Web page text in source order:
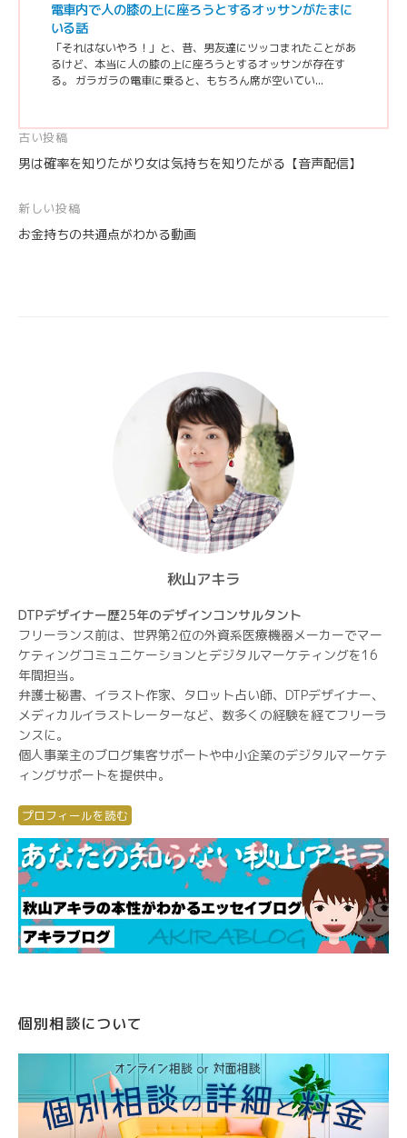
電車内で人の膝の上に座ろうとするオッサンがたまに
いる話
「それはないやろ！」と、昔、男友達にツッコまれたことがあ
るけど、本当に人の膝の上に座ろうとするオッサンが存在す
る。 ガラガラの電車に乗ると、もちろん席が空いてい...
投
稿
ナ
ビ
古い投稿
男は確率を知りたがり女は気持ちを知りたがる【音声配信】
新しい投稿
お金持ちの共通点がわかる動画
秋山アキラ
DTPデザイナー歴25年のデザインコンサルタント
フリーランス前は、世界第2位の外資系医療機器メーカーでマー
ケティングコミュニケーションとデジタルマーケティングを16
年間担当。
弁護士秘書、イラスト作家、タロット占い師、DTPデザイナー、
メディカルイラストレーターなど、数多くの経験を経てフリーラ
ンスに。
個人事業主のブログ集客サポートや中小企業のデジタルマーケテ
ィングサポートを提供中。
プロフィールを読む
個別相談について